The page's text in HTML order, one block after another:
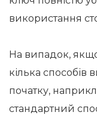
використання
На випадок,
кілька
початку,
стандартний